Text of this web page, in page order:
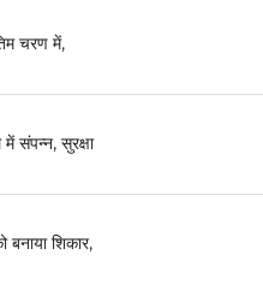
चरण में,
संपन्न, सुरक्षा
बनाया शिकार,